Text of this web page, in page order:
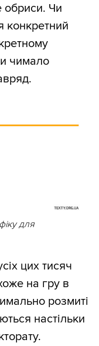
обриси. Чи
конкретний
чимало
для
цих тисяч
на гру в
розмиті
настільки